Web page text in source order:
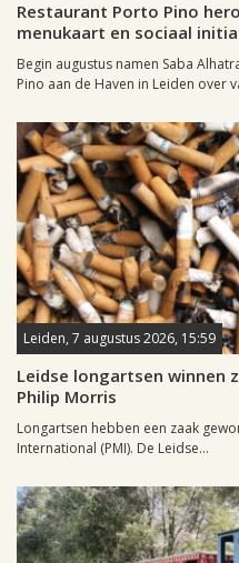
Restaurant Porto Pino
menukaart en sociaal
Begin augustus namen Saba
Pino aan de Haven in Leiden over
Leiden, 7 augustus 2026, 15:59
Leidse longartsen winnen
Philip Morris
Longartsen hebben een zaak
International (PMI). De Leidse...